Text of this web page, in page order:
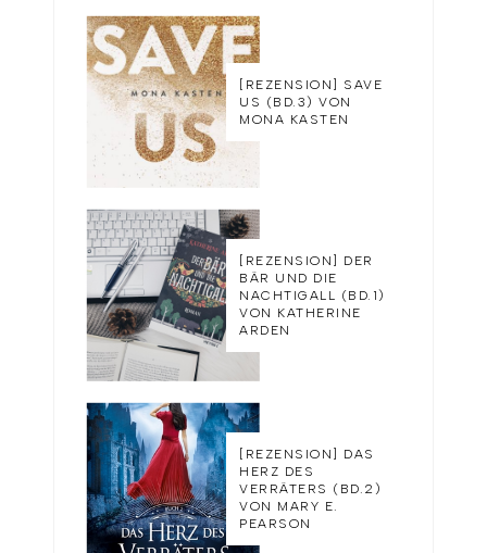
[REZENSION] SAVE
US (BD.3) VON
MONA KASTEN
[REZENSION] DER
BÄR UND DIE
NACHTIGALL (BD.1)
VON KATHERINE
ARDEN
[REZENSION] DAS
HERZ DES
VERRÄTERS (BD.2)
VON MARY E.
PEARSON